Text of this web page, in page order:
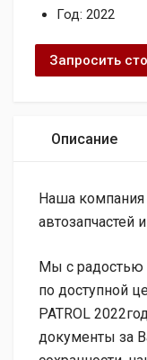
Год: 2022
Запросить
Описание
Наша компания
автозапчастей
Мы с радостью
по доступной
PATROL
документы за